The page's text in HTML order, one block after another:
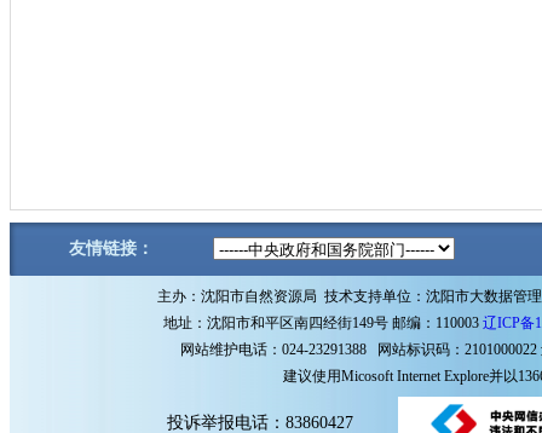
友情链接：
主办：沈阳市自然资源局 技术支持单位：沈阳市大数据管
地址：沈阳市和平区南四经街149号 邮编：110003 辽ICP备
网站维护电话：024-23291388 网站标识码：2101000022
建议使用Micosoft Internet Explore并以
投诉举报电话：83860427